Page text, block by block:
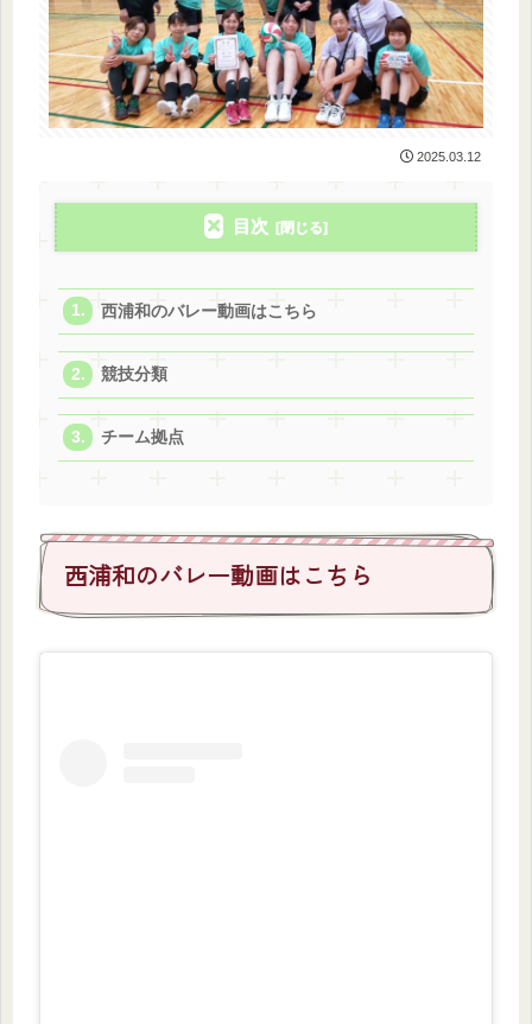
2025.03.12
目次
西浦和のバレー動画はこちら
競技分類
チーム拠点
西浦和のバレー動画はこちら